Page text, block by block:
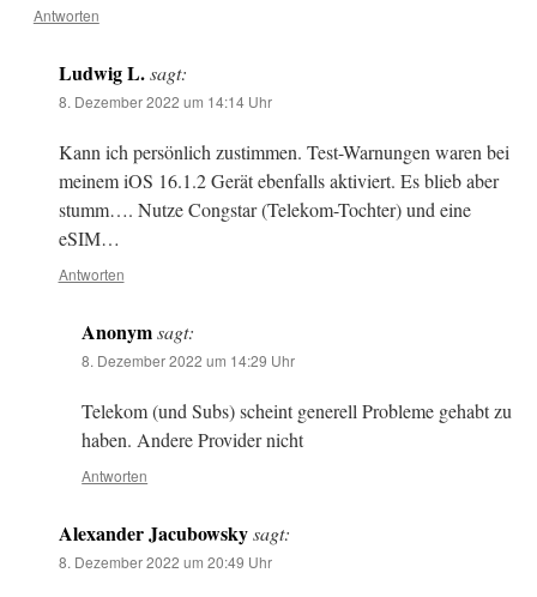
Antworten
Ludwig L. sagt:
8. Dezember 2022 um 14:14 Uhr
Kann ich persönlich zustimmen. Test-Warnungen waren bei
meinem iOS 16.1.2 Gerät ebenfalls aktiviert. Es blieb aber
stumm…. Nutze Congstar (Telekom-Tochter) und eine
eSIM…
Antworten
Anonymsagt:
8. Dezember 2022 um 14:29 Uhr
Telekom (und Subs) scheint generell Probleme gehabt zu
haben. Andere Provider nicht
Antworten
Alexander Jacubowsky sagt:
8. Dezember 2022 um 20:49 Uhr